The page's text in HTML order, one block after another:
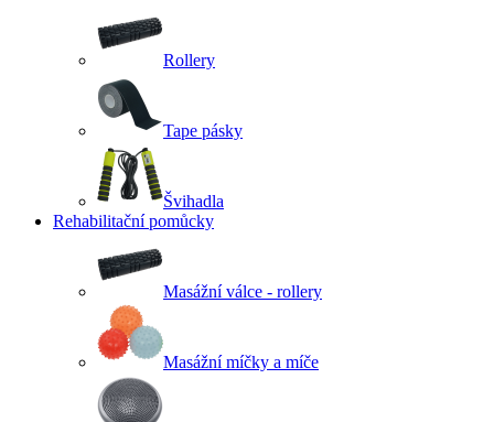
Rollery
Tape pásky
Švihadla
Rehabilitační pomůcky
Masážní válce - rollery
Masážní míčky a míče